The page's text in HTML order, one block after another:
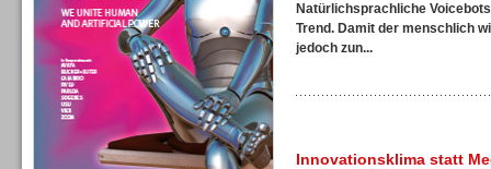
Inbound
Natürlichsprachliche
Trend. Damit der menschlich
jedoch zun...
Innovationsklima statt